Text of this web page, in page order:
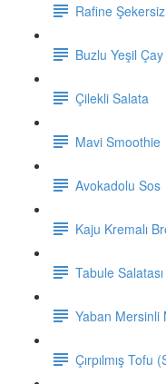
Rafine
Buzlu Yeşil
Çilekli Salata
Mavi Smoothie
Avokadolu Sos
Kaju Kremalı
Tabule Salatası
Yaban Mersinli
Çırpılmış Tofu